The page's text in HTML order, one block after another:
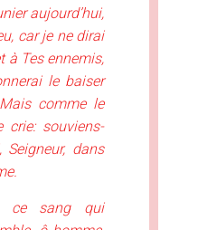
aujourd’hui,
car je ne dirai
à Tes ennemis,
le baiser
comme le
crie: souviens-
Seigneur, dans
ce sang qui